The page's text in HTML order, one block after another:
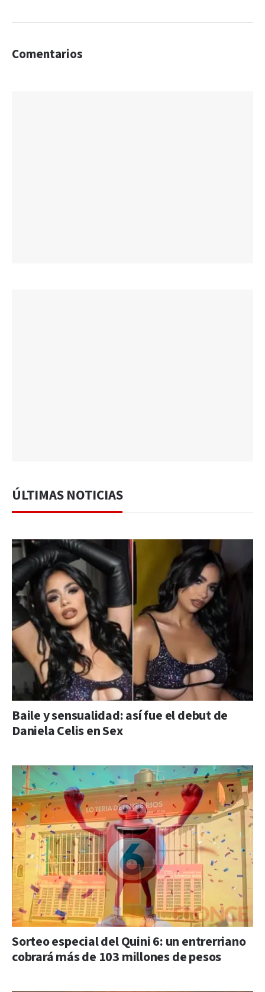
Comentarios
ÚLTIMAS NOTICIAS
Baile y sensualidad: así fue el debut de
Daniela Celis en Sex
Sorteo especial del Quini 6: un entrerriano
cobrará más de 103 millones de pesos